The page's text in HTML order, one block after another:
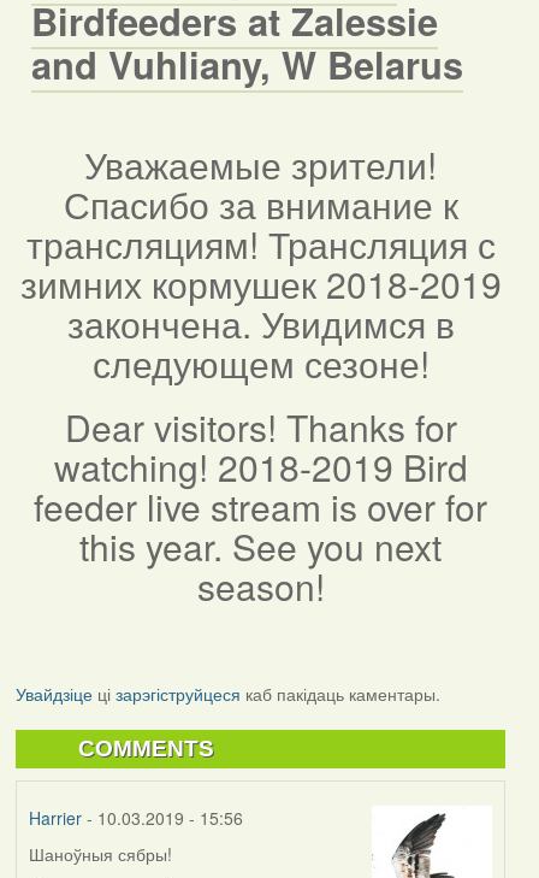
Birdfeeders at Zalessie
and Vuhliany, W Belarus
Уважаемые зрители!
Спасибо за внимание к
трансляциям! Трансляция с
зимних кормушек 2018-2019
закончена. Увидимся в
следующем сезоне!
Dear visitors! Thanks for
watching! 2018-2019 Bird
feeder live stream is over for
this year. See you next
season!
Увайдзіцеці зарэгіструйцеся каб пакідаць каментары.
COMMENTS
Harrier- 10.03.2019 - 15:56
Шаноўныя сябры!